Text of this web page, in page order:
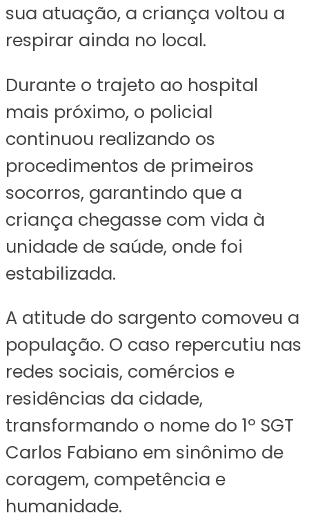
sua atuação, a criança voltou a
respirar ainda no local.
Durante o trajeto ao hospital
mais próximo, o policial
continuou realizando os
procedimentos de primeiros
socorros, garantindo que a
criança chegasse com vida à
unidade de saúde, onde foi
estabilizada.
A atitude do sargento comoveu a
população. O caso repercutiu nas
redes sociais, comércios e
residências da cidade,
transformando o nome do 1º SGT
Carlos Fabiano em sinônimo de
coragem, competência e
humanidade.